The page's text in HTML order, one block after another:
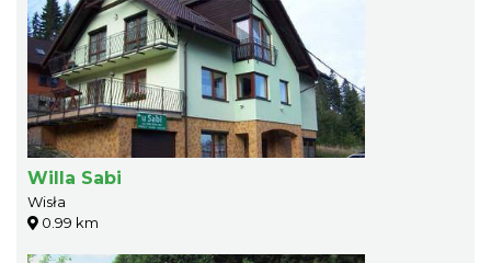
Willa Sabi
Wisła
0.99 km